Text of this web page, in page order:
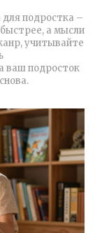
подростка –
а мысли
учитывайте
ваш подросток